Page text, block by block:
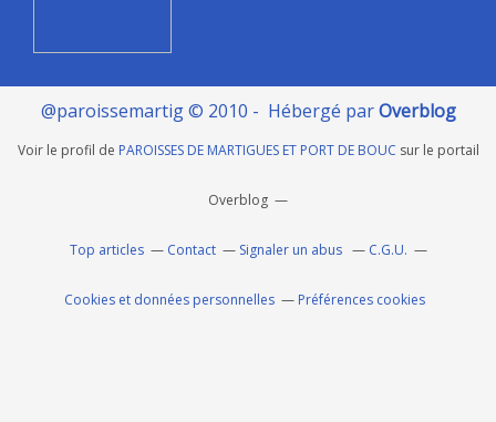
@paroissemartig © 2010 - Hébergé parOverblog
Voir le profil de PAROISSES DE MARTIGUES ET PORT DE BOUC sur le portail
Overblog
Top articles Contact Signaler un abus C.G.U.
Cookies et données personnelles Préférences cookies